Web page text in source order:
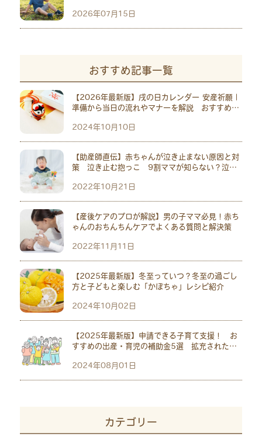
2026年07月15日
おすすめ記事一覧
【2026年最新版】戌の日カレンダー 安産祈願｜
準備から当日の流れやマナーを解説 おすすめ神
2024年10月10日
【助産師直伝】赤ちゃんが泣き止まない原因と対
策 泣き止む抱っこ 9割ママが知らない？泣い
2022年10月21日
【産後ケアのプロが解説】男の子ママ必見！赤ち
ゃんのおちんちんケアでよくある質問と解決策
2022年11月11日
【2025年最新版】冬至っていつ？冬至の過ごし
方と子どもと楽しむ「かぼちゃ」レシピ紹介
2024年10月02日
【2025年最新版】申請できる子育て支援！ お
すすめの出産・育児の補助金5選 拡充された児
2024年08月01日
カテゴリー